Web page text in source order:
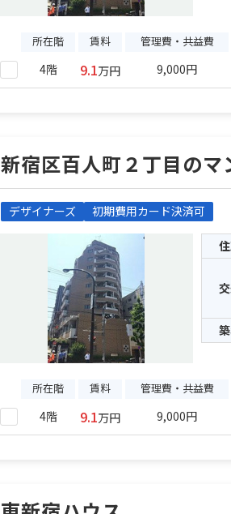
所在階 賃料 管理費・共益費
4階 9.1万円 9,000円
新宿区百人町２丁目のマ
デザイナーズ 初期費用カード決済可
所在階 賃料 管理費・共益費
4階 9.1万円 9,000円